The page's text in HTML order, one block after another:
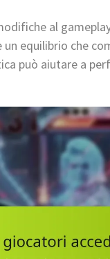
al
equilibrio che
può aiutare a